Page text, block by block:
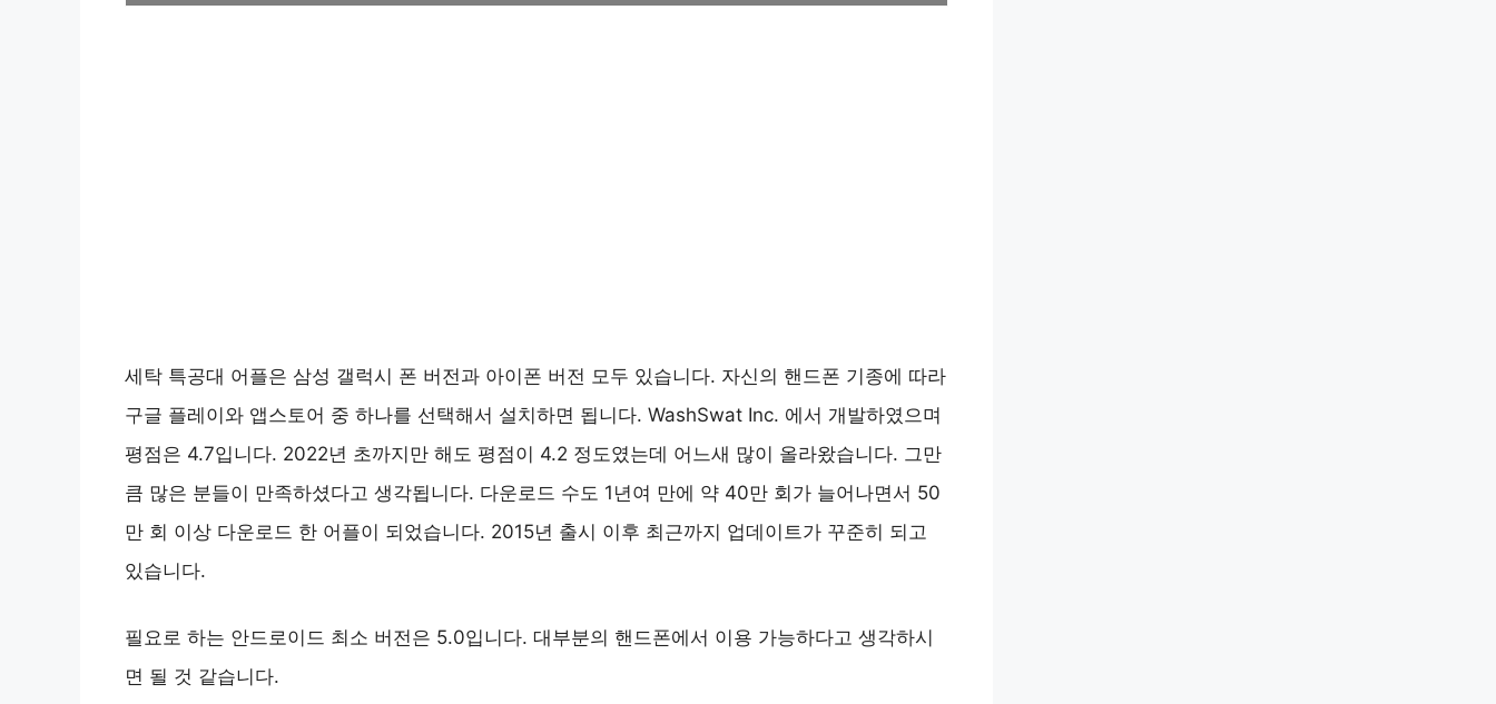
세탁 특공대 어플은 삼성 갤럭시 폰 버전과 아이폰 버전 모두 있습니다. 자신의 핸드폰 기종에 따라
구글 플레이와 앱스토어 중 하나를 선택해서 설치하면 됩니다. WashSwat Inc. 에서 개발하였으며
평점은 4.7입니다. 2022년 초까지만 해도 평점이 4.2 정도였는데 어느새 많이 올라왔습니다. 그만
큼 많은 분들이 만족하셨다고 생각됩니다. 다운로드 수도 1년여 만에 약 40만 회가 늘어나면서 50
만 회 이상 다운로드 한 어플이 되었습니다. 2015년 출시 이후 최근까지 업데이트가 꾸준히 되고
있습니다.
필요로 하는 안드로이드 최소 버전은 5.0입니다. 대부분의 핸드폰에서 이용 가능하다고 생각하시
면 될 것 같습니다.